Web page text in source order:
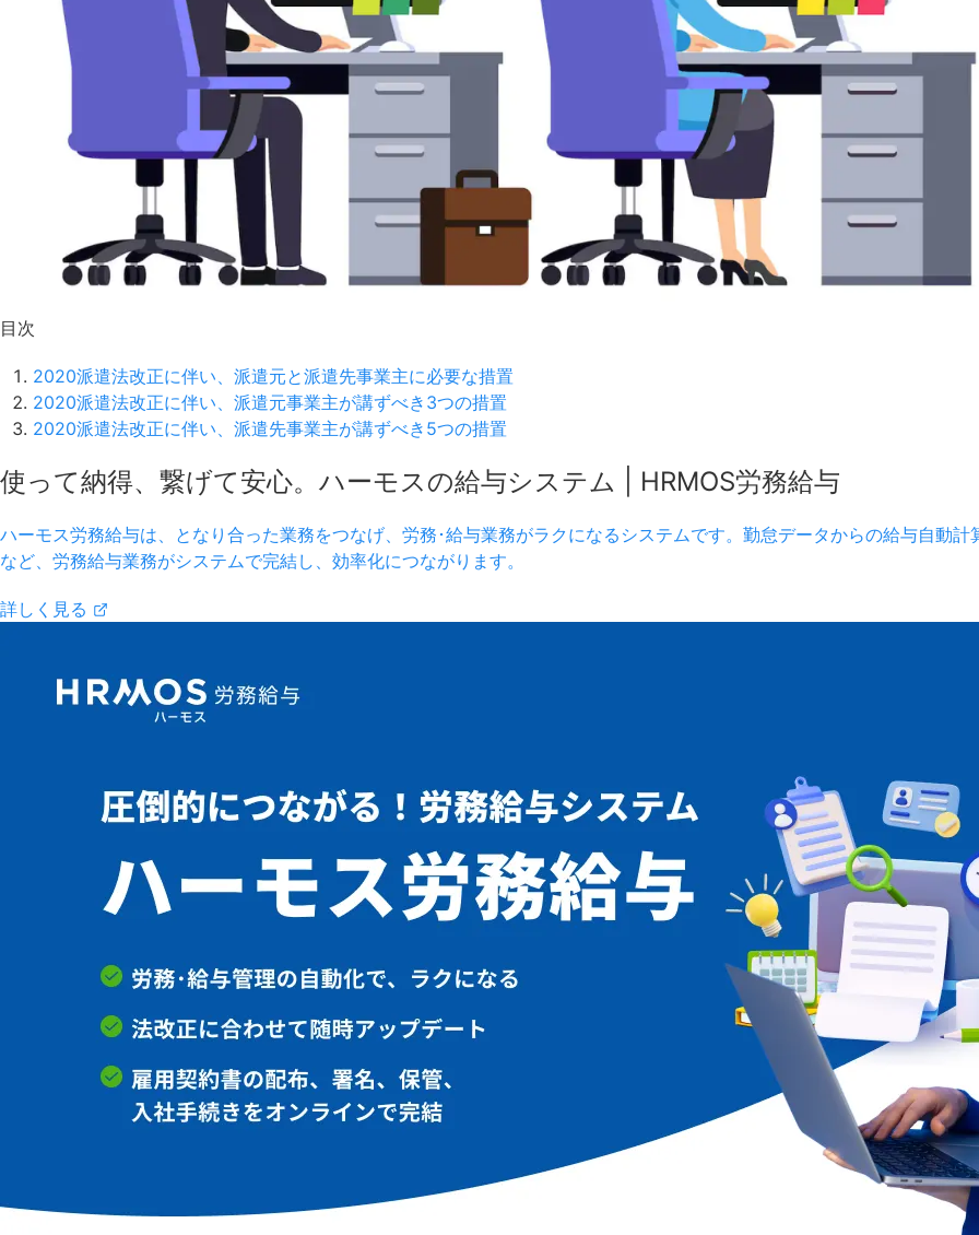
目次
2020派遣法改正に伴い、派遣元と派遣先事業主に必要な措置
2020派遣法改正に伴い、派遣元事業主が講ずべき3つの措置
2020派遣法改正に伴い、派遣先事業主が講ずべき5つの措置
使って納得、繋げて安心。ハーモスの給与システム | HRMOS労務給与
ハーモス労務給与は、となり合った業務をつなげ、労務･給与業務がラクになるシステムです。勤怠データからの給与自動
など、労務給与業務がシステムで完結し、効率化につながります。
詳しく見る